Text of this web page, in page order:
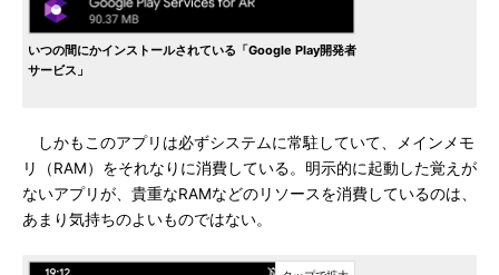
いつの間にかインストールされている「Google Play開発者
サービス」
しかもこのアプリは必ずシステムに常駐していて、メインメモ
リ（RAM）をそれなりに消費している。明示的に起動した覚えが
ないアプリが、貴重なRAMなどのリソースを消費しているのは、
あまり気持ちのよいものではない。